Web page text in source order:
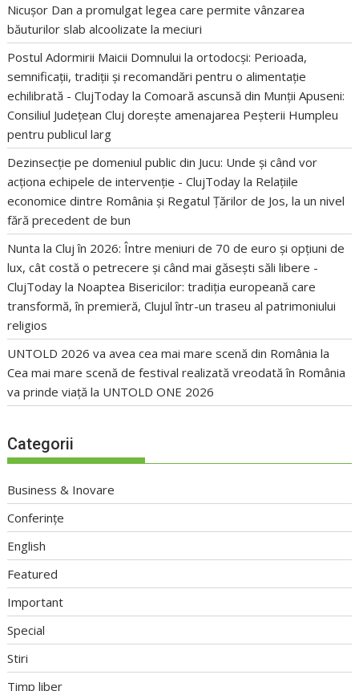
Nicușor Dan a promulgat legea care permite vânzarea
băuturilor slab alcoolizate la meciuri
Postul Adormirii Maicii Domnului la ortodocși: Perioada,
semnificații, tradiții și recomandări pentru o alimentație
echilibrată - ClujToday laComoară ascunsă din Munții Apuseni:
Consiliul Județean Cluj dorește amenajarea Peșterii Humpleu
pentru publicul larg
Dezinsecție pe domeniul public din Jucu: Unde și când vor
acționa echipele de intervenție - ClujToday la Relațiile
economice dintre România și Regatul Țărilor de Jos, la un nivel
fără precedent de bun
Nunta la Cluj în 2026: Între meniuri de 70 de euro și opțiuni de
lux, cât costă o petrecere și când mai găsești săli libere -
ClujToday la Noaptea Bisericilor: tradiția europeană care
transformă, în premieră, Clujul într-un traseu al patrimoniului
religios
UNTOLD 2026 va avea cea mai mare scenă din România la
Cea mai mare scenă de festival realizată vreodată în România
va prinde viață la UNTOLD ONE 2026
Categorii
Business & Inovare
Conferințe
English
Featured
Important
Special
Stiri
Timp liber